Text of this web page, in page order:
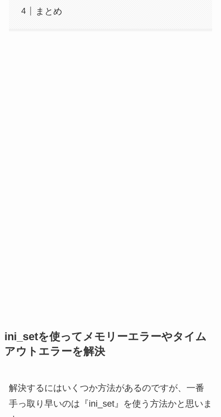
まとめ
ini_setを使ってメモリーエラーやタイム
アウトエラーを解決
解決するにはいくつか方法があるのですが、一番
手っ取り早いのは『ini_set』を使う方法かと思いま